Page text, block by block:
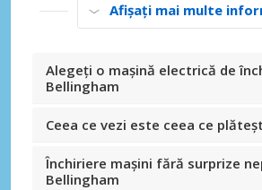
Afișați mai multe
Alegeți o mașină electrică de
Bellingham
Ceea ce vezi este ceea ce
Închiriere mașini fără surprize
Bellingham